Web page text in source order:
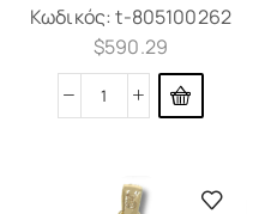
Κωδικός:t-805100262
$590.29